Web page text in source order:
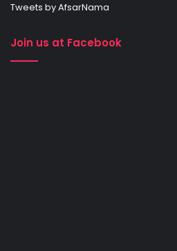
Tweets by AfsarNama
Join us at Facebook